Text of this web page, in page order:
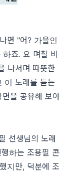
면 "어? 가을인
죠. 요 며칠 비
나서며 따뜻한
이 노래를 듣는
을 공유해 보아
선생님의 노래
하는 조용필 콘
지만, 덕분에 조